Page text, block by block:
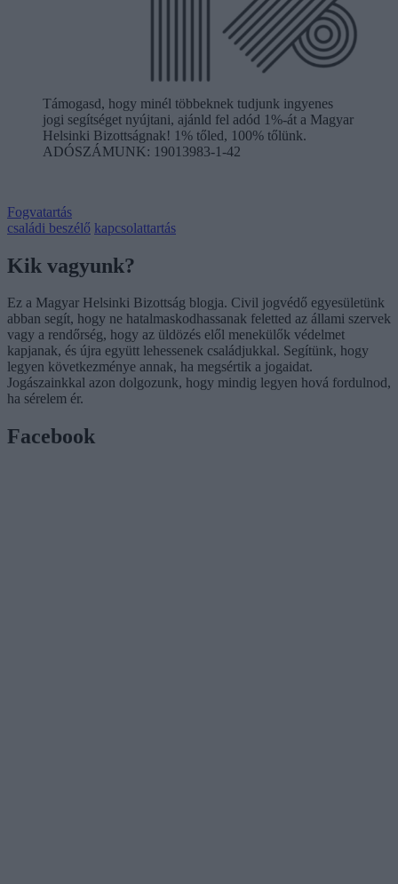
Támogasd, hogy minél többeknek tudjunk ingyenes
jogi segítséget nyújtani, ajánld fel adód 1%-át a Magyar
Helsinki Bizottságnak! 1% tőled, 100% tőlünk.
ADÓSZÁMUNK: 19013983-1-42
Fogvatartás
családi beszélő kapcsolattartás
Kik vagyunk?
Ez a Magyar Helsinki Bizottság blogja. Civil jogvédő egyesületünk
abban segít, hogy ne hatalmaskodhassanak feletted az állami szervek
vagy a rendőrség, hogy az üldözés elől menekülők védelmet
kapjanak, és újra együtt lehessenek családjukkal. Segítünk, hogy
legyen következménye annak, ha megsértik a jogaidat.
Jogászainkkal azon dolgozunk, hogy mindig legyen hová fordulnod,
ha sérelem ér.
Facebook